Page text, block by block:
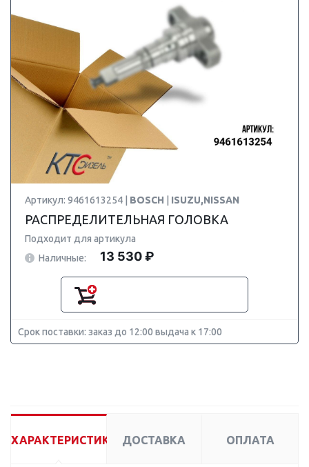
Артикул: 9461613254 | BOSCH ISUZU,NISSAN
РАСПРЕДЕЛИТЕЛЬНАЯ ГОЛОВКА
Подходит для артикула
Наличные:
13 530 ₽
Срок поставки: заказ до 12:00 выдача к 17:00
ХАРАКТЕРИСТИКИ ДОСТАВКА ОПЛАТА